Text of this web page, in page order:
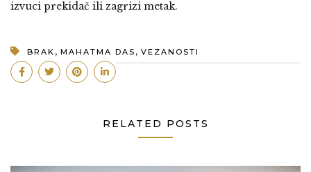
izvuci prekidač ili zagrizi metak.
BRAK , MAHATMA DAS , VEZANOSTI
RELATED POSTS